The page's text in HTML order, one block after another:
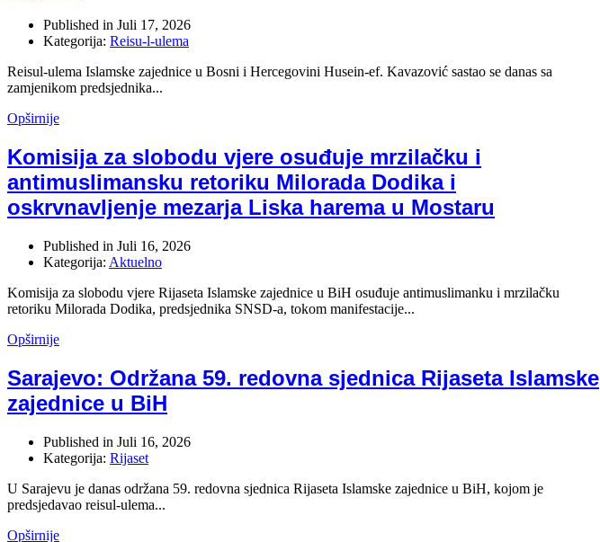
Published in Juli 17, 2026
Kategorija: Reisu-l-ulema
Reisul-ulema Islamske zajednice u Bosni i Hercegovini Husein-ef. Kavazović sastao se danas sa
zamjenikom predsjednika...
Opširnije
Komisija za slobodu vjere osuđuje mrzilačku i
antimuslimansku retoriku Milorada Dodika i
oskrvnavljenje mezarja Liska harema u Mostaru
Published in Juli 16, 2026
Kategorija: Aktuelno
Komisija za slobodu vjere Rijaseta Islamske zajednice u BiH osuđuje antimuslimanku i mrzilačku
retoriku Milorada Dodika, predsjednika SNSD-a, tokom manifestacije...
Opširnije
Sarajevo: Održana 59. redovna sjednica Rijaseta Islamske
zajednice u BiH
Published in Juli 16, 2026
Kategorija: Rijaset
U Sarajevu je danas održana 59. redovna sjednica Rijaseta Islamske zajednice u BiH, kojom je
predsjedavao reisul-ulema...
Opširnije